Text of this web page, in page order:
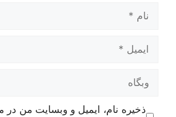
وبگاه
ذخیره نام، ایمیل و وبسایت من در